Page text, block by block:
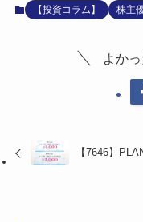
【投資コラム】 株主
よか
【7646】